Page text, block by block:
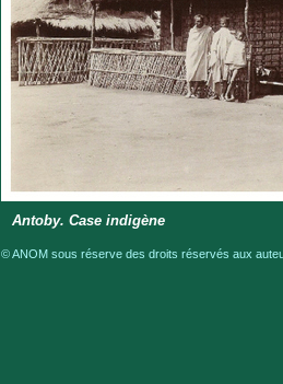
Antoby. Case indigène
© ANOM sous réserve des droits réservés aux